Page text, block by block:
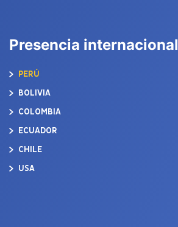
Presencia internacional
PERÚ
BOLIVIA
COLOMBIA
ECUADOR
CHILE
USA